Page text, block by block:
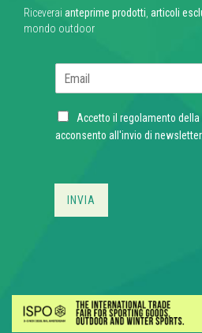
Riceverai anteprime prodotti, articoli
mondo outdoor
l
C
h
Accetto il regolamento della
acconsento all'invio di newsletter.
INVIA